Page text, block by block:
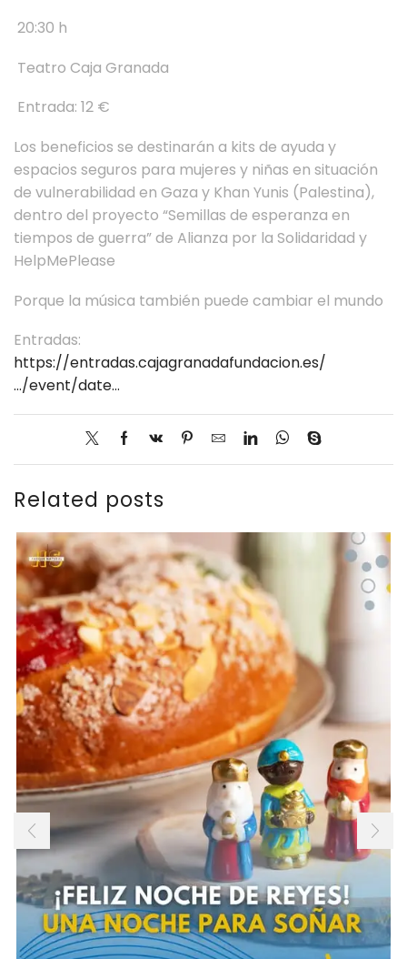
20:30 h
Teatro Caja Granada
Entrada: 12 €
Los beneficios se destinarán a kits de ayuda y
espacios seguros para mujeres y niñas en situación
de vulnerabilidad en Gaza y Khan Yunis (Palestina),
dentro del proyecto “Semillas de esperanza en
tiempos de guerra” de Alianza por la Solidaridad y
HelpMePlease
Porque la música también puede cambiar el mundo
Entradas:
https://entradas.cajagranadafundacion.es/
…/event/date…
Related posts